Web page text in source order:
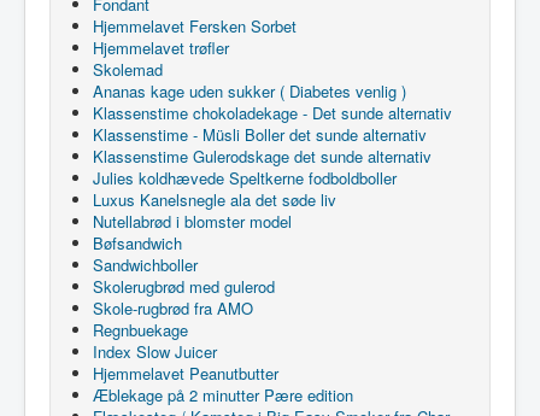
Hjemmelavet Fersken Sorbet
Hjemmelavet trøfler
Skolemad
Ananas kage uden sukker ( Diabetes venlig )
Klassenstime chokoladekage - Det sunde alternativ
Klassenstime - Müsli Boller det sunde alternativ
Klassenstime Gulerodskage det sunde alternativ
Julies koldhævede Speltkerne fodboldboller
Luxus Kanelsnegle ala det søde liv
Nutellabrød i blomster model
Bøfsandwich
Sandwichboller
Skolerugbrød med gulerod
Skole-rugbrød fra AMO
Regnbuekage
Index Slow Juicer
Hjemmelavet Peanutbutter
Æblekage på 2 minutter Pære edition